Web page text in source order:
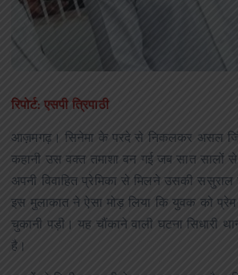
रिपोर्ट: एसपी त्रिपाठी
आज़मगढ़। सिनेमा के परदे से निकलकर असल
कहानी उस वक्त तमाशा बन गई जब सात सालों
अपनी विवाहित प्रेमिका से मिलने उसकी ससुराल
इस मुलाकात ने ऐसा मोड़ लिया कि युवक को
चुकानी पड़ी। यह चौंकाने वाली घटना सिधारी
है।